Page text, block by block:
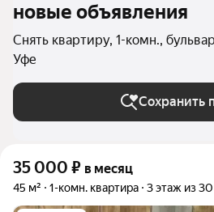
новые объявления
Снять квартиру, 1-комн.,
Уфе
Сохранить
35 000 ₽ в месяц
45 м² 1-комн. квартира 3 этаж из 30